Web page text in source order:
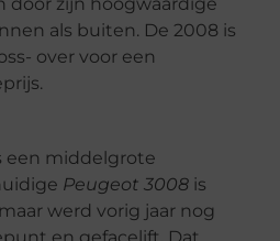
als buiten. De 2008 is
over voor een
een middelgrote
Peugeot 3008is
werd vorig jaar nog